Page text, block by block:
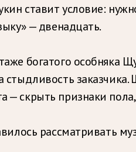
ставит условие:
— двенадцать.
богатого особняка
стыдливость
— скрыть признаки
рассматривать